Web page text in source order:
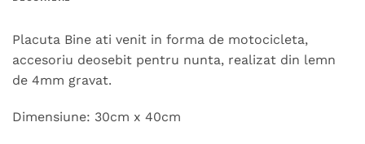
Placuta Bine ati venit in forma de motocicleta,
accesoriu deosebit pentru nunta, realizat din lemn
de 4mm gravat.
Dimensiune: 30cm x 40cm